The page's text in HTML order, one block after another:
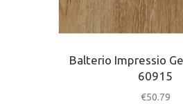
Balterio Impressio
60915
€50.79